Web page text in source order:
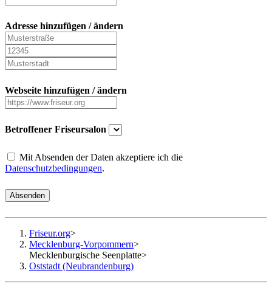
Adresse hinzufügen / ändern
Webseite hinzufügen / ändern
Betroffener Friseursalon
Mit Absenden der Daten akzeptiere ich die
Datenschutzbedingungen.
Absenden
Friseur.org>
Mecklenburg-Vorpommern>
Mecklenburgische Seenplatte>
Oststadt (Neubrandenburg)